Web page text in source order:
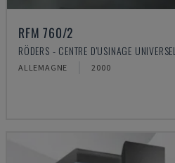
RFM 760/2
RÖDERS - CENTRE D'USINAGE UNIVERSEL
ALLEMAGNE 2000